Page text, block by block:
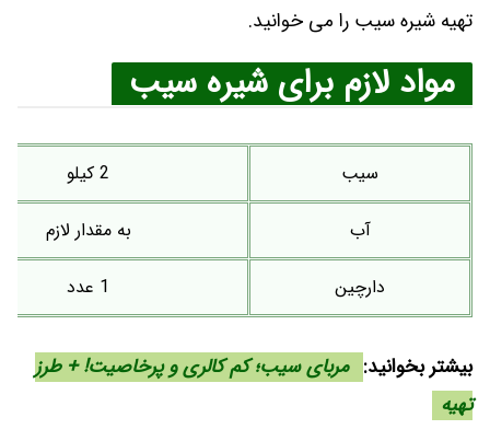
تهیه شیره سیب را می خوانید.
مواد لازم برای شیره سیب
سیب 2 کیلو
آب به مقدار لازم
دارچین 1 عدد
بیشتر بخوانید: مربای سیب؛ کم کالری و پرخاصیت! + طرز
تهیه